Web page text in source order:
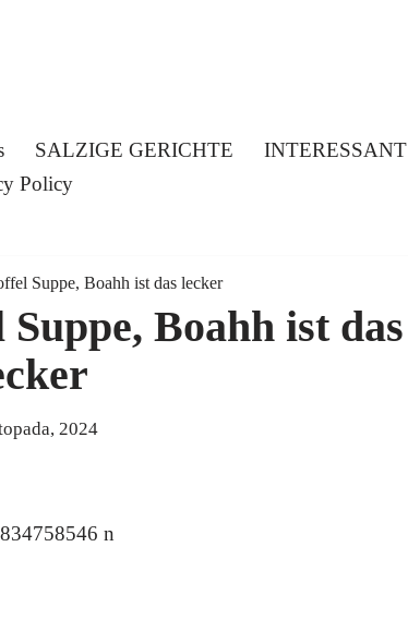
SALZIGE GERICHTE
INTERESSANT
Policy
Suppe, Boahh ist das lecker
Boahh ist das
2024